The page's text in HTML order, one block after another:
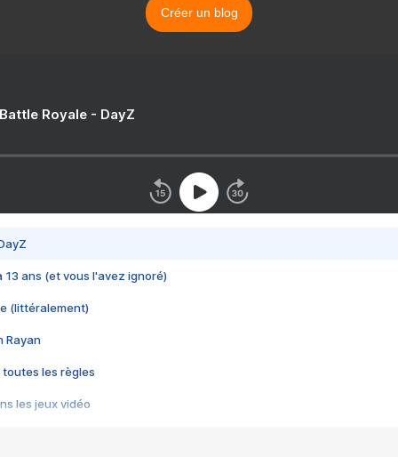
Créer un blog
Royale - DayZ
13 ans (et vous l'avez ignoré)
(littéralement)
Rayan
toutes les règles
les jeux vidéo